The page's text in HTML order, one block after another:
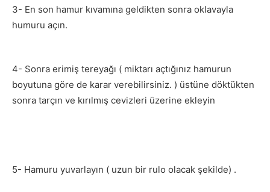
3- En son hamur kıvamına geldikten sonra oklavayla
humuru açın.
4- Sonra erimiş tereyağı ( miktarı açtığınız hamurun
boyutuna göre de karar verebilirsiniz. ) üstüne döktükten
sonra tarçın ve kırılmış cevizleri üzerine ekleyin
5- Hamuru yuvarlayın ( uzun bir rulo olacak şekilde) .